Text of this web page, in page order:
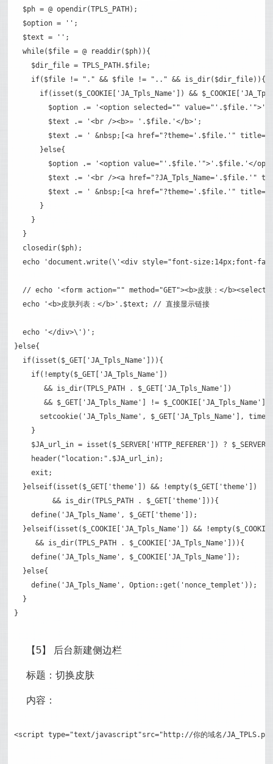
  $ph = @ opendir(TPLS_PATH);
  $option = '';
  $text = '';
  while($file = @ readdir($ph)){
    $dir_file = TPLS_PATH.$file;
    if($file != "." && $file != ".." && is_dir($dir_file)){
if(isset($_COOKIE['JA_Tpls_Name']) &&
$option .= '<option selected=""
        $text .= '<br /><b>» '.$file.'</b>';
$text .= ' &nbsp;[<a href="?theme='.$file.'"
      }else{
$option .= '<option value="'.$file.'">'.$file.'</
$text .= '<br /><a href="?JA_Tpls_Name='.$file.'"
$text .= ' &nbsp;[<a href="?theme='.$file.'"
      }
    }
  }
  closedir($ph);
echo 'document.write(\'<div style="font-size:14px;font-
// echo '<form action="" method="GET"><b>皮肤：</b><select
  echo '<b>皮肤列表：</b>'.$text; // 直接显示链接
  echo '</div>\')';
}else{
  if(isset($_GET['JA_Tpls_Name'])){
    if(!empty($_GET['JA_Tpls_Name'])
       && is_dir(TPLS_PATH . $_GET['JA_Tpls_Name'])
&& $_GET['JA_Tpls_Name'] !=
setcookie('JA_Tpls_Name', $_GET['JA_Tpls_Name'],
    }
$JA_url_in = isset($_SERVER['HTTP_REFERER']) ?
    header("location:".$JA_url_in);
    exit;
  }elseif(isset($_GET['theme']) && !empty($_GET['theme'])
         && is_dir(TPLS_PATH . $_GET['theme'])){
    define('JA_Tpls_Name', $_GET['theme']);
}elseif(isset($_COOKIE['JA_Tpls_Name']) &&
     && is_dir(TPLS_PATH . $_COOKIE['JA_Tpls_Name'])){
    define('JA_Tpls_Name', $_COOKIE['JA_Tpls_Name']);
  }else{
    define('JA_Tpls_Name', Option::get('nonce_templet'));
  }
}
【5】 后台新建侧边栏
标题：切换皮肤
内容：
<script type="text/javascript"src="http://你的域名/